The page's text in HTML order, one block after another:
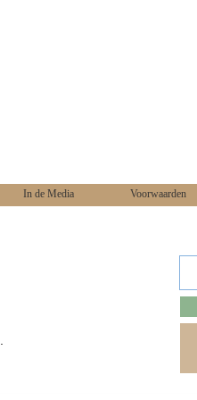
In de Media Voorwaarden